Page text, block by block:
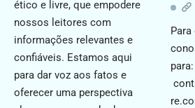
ético e livre, que empodere
nossos leitores com
informações relevantes e
confiáveis. Estamos aqui
para dar voz aos fatos e
oferecer uma perspectiva
para: